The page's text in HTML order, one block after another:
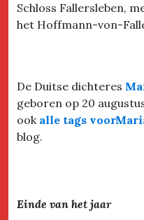
Schloss Fallersleben,
het Hoffmann-von-
De Duitse dichteres
geboren op 20
ook alle tags
blog.
Einde van het jaar